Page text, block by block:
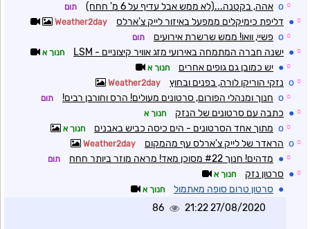
☼
o אהה, בקטנה...(לא ממש אבל עדיף על 6 מ' חחח) תום
☼
● דליפת כימיקלים ממפעל באיזור לייק צ'ארלס Weather2day
☼
o פשיי, וואו! ממש שרשרת אירועים תום
☼
● ישנה חברה המתמחה באירועי מזג אוויר קיצוניים - LSM חנוך א
☼
● יש כמובן גם גופים אחרים חנוך א
☼
o נזקי הוריקן לורה, בפנים ובחוץ Weather2day
☼
o חנוך ומנהלי הפורום, סרטונים מעולים! הרס וחורבן רבים! תום
☼
● כתבה עם סרטונים של הנזק חנוך א
☼
o מתוך אחד הסרטונים - הים כיסה כביש באבנים חנוך א
☼
o הראדר של לייק צ'ארלס עף מהמקום Weather2day
☼
● מדהים! חנוך #22 מסוכן מאד! מראה מוזר ביותר חחח תום
☼
● סרטון נזק חנוך א
● סרטון טרום סופה מאתמול חנוך א
27/08/2020 21:22
86